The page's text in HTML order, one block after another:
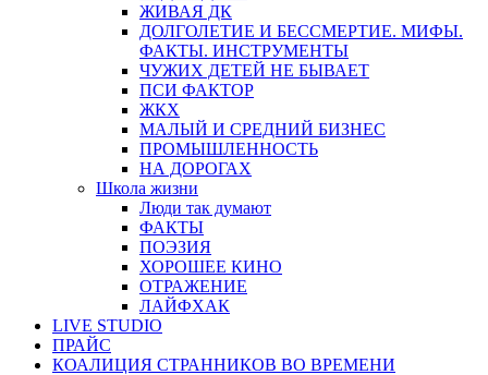
ЖИВАЯ ДК
ДОЛГОЛЕТИЕ И БЕССМЕРТИЕ. МИФЫ.
ФАКТЫ. ИНСТРУМЕНТЫ
ЧУЖИХ ДЕТЕЙ НЕ БЫВАЕТ
ПСИ ФАКТОР
ЖКХ
МАЛЫЙ И СРЕДНИЙ БИЗНЕС
ПРОМЫШЛЕННОСТЬ
НА ДОРОГАХ
Школа жизни
Люди так думают
ФАКТЫ
ПОЭЗИЯ
ХОРОШЕЕ КИНО
ОТРАЖЕНИЕ
ЛАЙФХАК
LIVE STUDIO
ПРАЙС
КОАЛИЦИЯ СТРАННИКОВ ВО ВРЕМЕНИ